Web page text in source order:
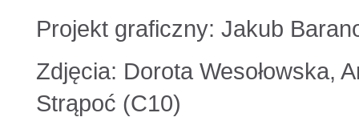
Projekt graficzny: Jakub
Zdjęcia: Dorota Wesołowska,
Strąpoć (C10)